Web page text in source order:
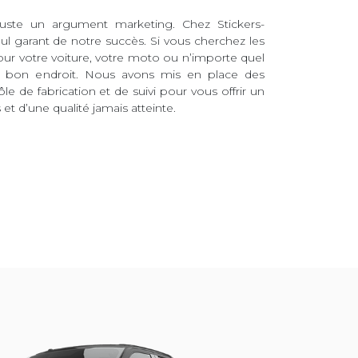
un argument marketing. Chez Stickers-
garant de notre succès. Si vous cherchez les
votre voiture, votre moto ou n’importe quel
bon endroit. Nous avons mis en place des
de fabrication et de suivi pour vous offrir un
d’une qualité jamais atteinte.